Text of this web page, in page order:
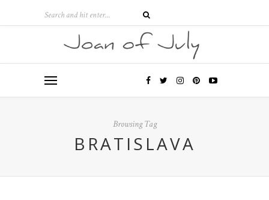
Browsing Tag
BRATISLAVA